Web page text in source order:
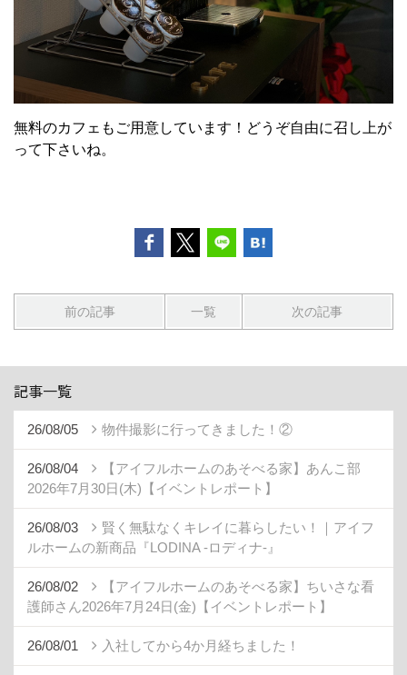
無料のカフェもご用意しています！どうぞ自由に召し上が
って下さいね。
前の記事 一覧 次の記事
記事一覧
26/08/05 物件撮影に行ってきました！②
26/08/04
【アイフルホームのあそべる家】あんこ部
2026年7月30日(木)【イベントレポート】
26/08/03
賢く無駄なくキレイに暮らしたい！｜アイフ
ルホームの新商品『LODINA -ロディナ-』
26/08/02
【アイフルホームのあそべる家】ちいさな看
護師さん2026年7月24日(金)【イベントレポート】
26/08/01 入社してから4か月経ちました！